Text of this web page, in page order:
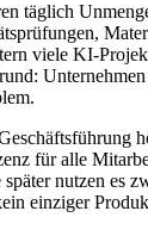
täglich
viele KI-
für alle
nutzen es
einziger